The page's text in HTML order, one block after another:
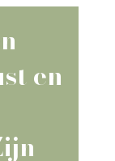
en